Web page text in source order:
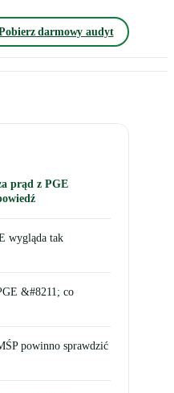
darmowy audyt
prąd z PGE
wygląda tak
&#8211; co
powinno sprawdzić